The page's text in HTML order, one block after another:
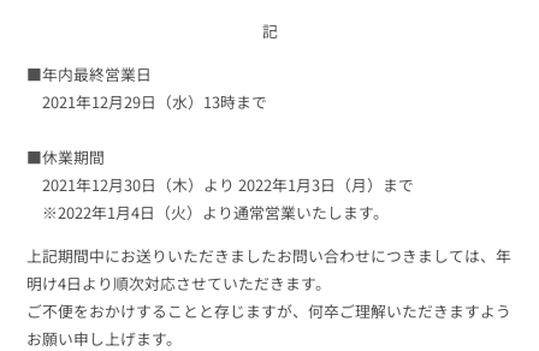
認証サービス
Webプッシュ通知サービス
効果改善・顧客育成
システム連携・効率化
ブログ・各種資料トップ
マーケティングブログ
資料ダウンロード
メール配信用語集
無料トライアル
東京 03-6820-0515 大阪06-6131-9960
（平日 10:00〜18:00）
記
■年内最終営業日
2021年12月29日（水）13時まで
■休業期間
2021年12月30日（木）より 2022年1月3日（月）まで
※2022年1月4日（火）より通常営業いたします。
上記期間中にお送りいただきましたお問い合わせにつきましては、年
明け4日より順次対応させていただきます。
ご不便をおかけすることと存じますが、何卒ご理解いただきますよう
お願い申し上げます。